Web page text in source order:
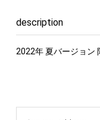
description
2022年 夏バージョン